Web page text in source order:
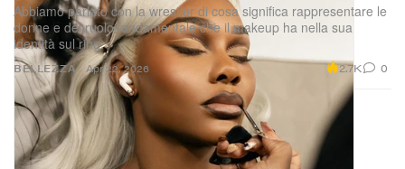
BELLEZZA
Abbiamo parlato con la wrestler di cosa significa rappresentare le
donne e del ruolo fondamentale che il makeup ha nella sua
identità sul ring.
Apr 22, 2026 2.7K 0